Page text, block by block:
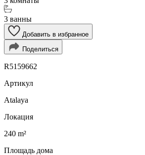
3 ванны
Добавить в избранное
Поделиться
R5159662
Артикул
Atalaya
Локация
240 m²
Площадь дома